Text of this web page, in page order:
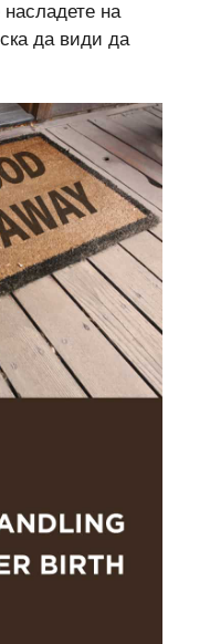
на
да види да